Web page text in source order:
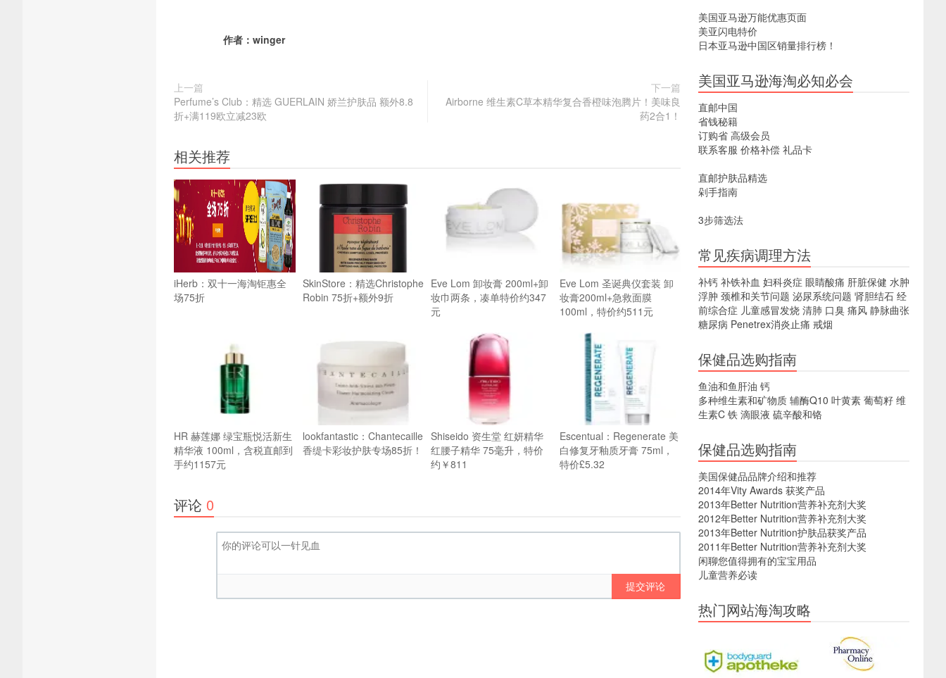
作者： winger
上一篇
Perfume’s Club：精选 GUERLAIN 娇兰护肤品 额外8.8
折+满119欧立减23欧
下一篇
Airborne 维生素C草本精华复合香橙味泡腾片！美味良
药2合1！
相关推荐
iHerb：双十一海淘钜惠全
场75折
SkinStore：精选Christophe
Robin 75折+额外9折
Eve Lom 卸妆膏 200ml+卸
妆巾两条，凑单特价约347
元
Eve Lom 圣诞典仪套装 卸
妆膏200ml+急救面膜
100ml，特价约511元
HR 赫莲娜 绿宝瓶悦活新生
精华液 100ml，含税直邮到
手约1157元
lookfantastic：Chantecaille
香缇卡彩妆护肤专场85折！
Shiseido 资生堂 红妍精华
红腰子精华 75毫升，特价
约￥811
Escentual：Regenerate 美
白修复牙釉质牙膏 75ml，
特价£5.32
评论 0
提交评论
美国亚马逊万能优惠页面
美亚闪电特价
日本亚马逊中国区销量排行榜！
美国亚马逊海淘必知必会
直邮中国
省钱秘籍
订购省 高级会员
联系客服 价格补偿 礼品卡
直邮护肤品精选
剁手指南
3步筛选法
常见疾病调理方法
补钙 补铁补血 妇科炎症 眼睛酸痛 肝脏保健 水肿
浮肿 颈椎和关节问题 泌尿系统问题 肾胆结石 经
前综合症 儿童感冒发烧 清肺 口臭 痛风 静脉曲张
糖尿病 Penetrex消炎止痛 戒烟
保健品选购指南
鱼油和鱼肝油 钙
多种维生素和矿物质 辅酶Q10 叶黄素 葡萄籽 维
生素C 铁 滴眼液 硫辛酸和铬
保健品选购指南
美国保健品品牌介绍和推荐
2014年Vity Awards 获奖产品
2013年Better Nutrition营养补充剂大奖
2012年Better Nutrition营养补充剂大奖
2013年Better Nutrition护肤品获奖产品
2011年Better Nutrition营养补充剂大奖
闲聊您值得拥有的宝宝用品
儿童营养必读
热门网站海淘攻略